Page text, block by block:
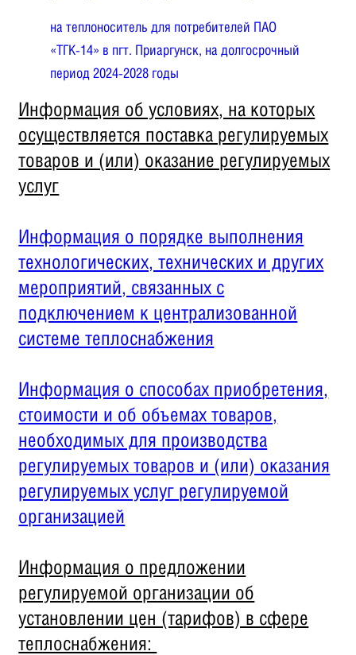
на теплоноситель для потребителей ПАО
«ТГК-14» в пгт. Приаргунск, на долгосрочный
период 2024-2028 годы
Информация об условиях, на которых
осуществляется поставка регулируемых
товаров и (или) оказание регулируемых
услуг
Информация о порядке выполнения
технологических, технических и других
мероприятий, связанных с
подключением к централизованной
системе теплоснабжения
Информация о способах приобретения,
стоимости и об объемах товаров,
необходимых для производства
регулируемых товаров и (или) оказания
регулируемых услуг регулируемой
организацией
Информация о предложении
регулируемой организации об
установлении цен (тарифов) в сфере
теплоснабжения: